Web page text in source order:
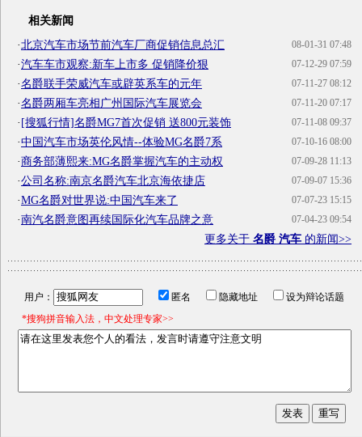
相关新闻
08-01-31 07:48
·北京汽车市场节前汽车厂商促销信息总汇
07-12-29 07:59
·汽车车市观察:新车上市多 促销降价狠
07-11-27 08:12
·名爵联手荣威汽车或辟英系车的元年
07-11-20 07:17
·名爵两厢车亮相广州国际汽车展览会
07-11-08 09:37
·[搜狐行情]名爵MG7首次促销 送800元装饰
07-10-16 08:00
·中国汽车市场英伦风情--体验MG名爵7系
07-09-28 11:13
·商务部薄熙来:MG名爵掌握汽车的主动权
07-09-07 15:36
·公司名称:南京名爵汽车北京海依捷店
07-07-23 15:15
·MG名爵对世界说:中国汽车来了
07-04-23 09:54
·南汽名爵意图再续国际化汽车品牌之意
更多关于 名爵 汽车 的新闻>>
用户： 匿名 隐藏地址
设为辩论话题
*搜狗拼音输入法，中文处理专家>>